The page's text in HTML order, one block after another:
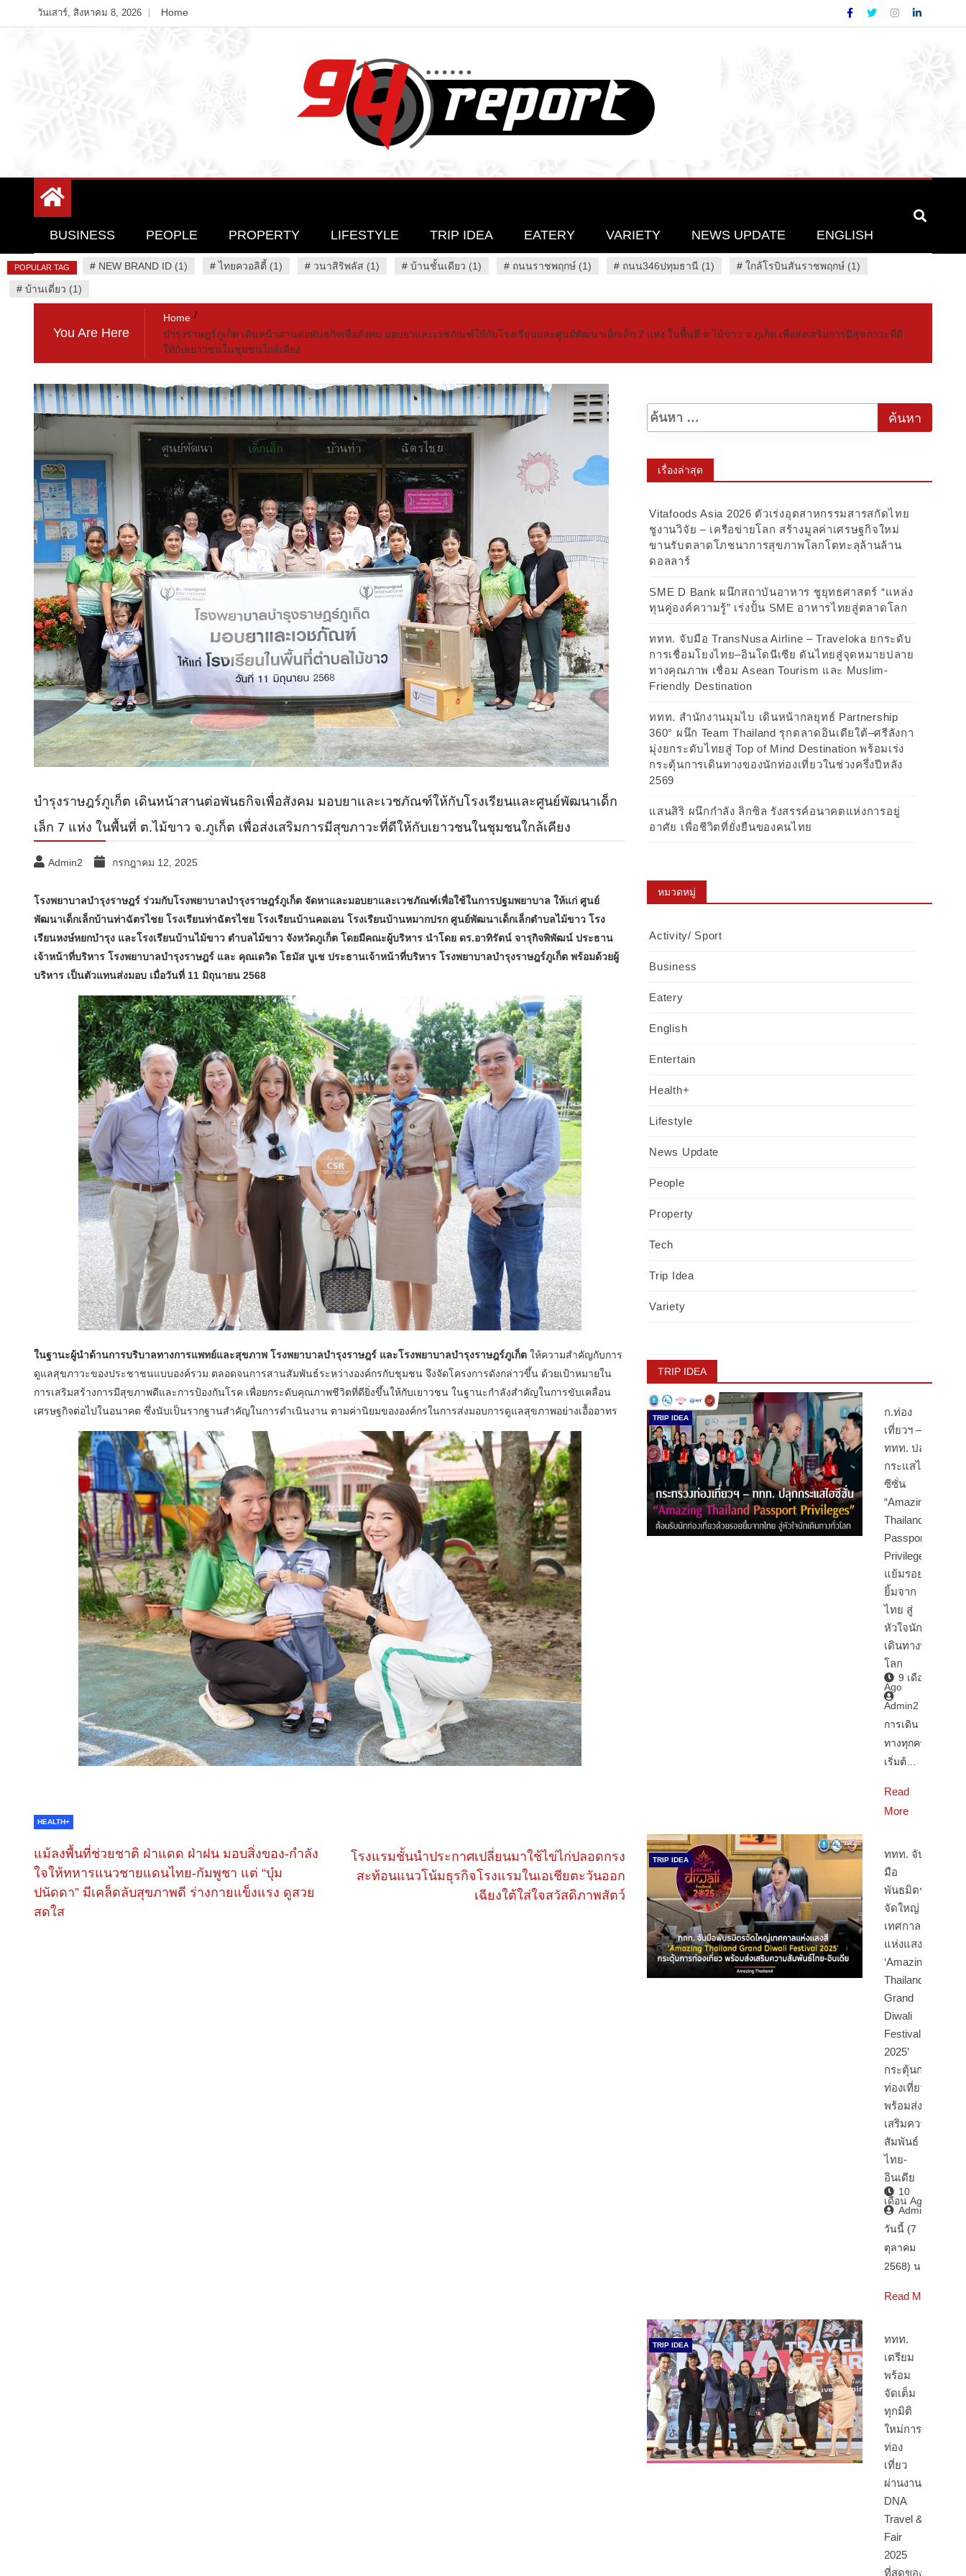
to
วันเสาร์, สิงหาคม 8, 2026 Home
94 Report.com
BUSINESS PEOPLE PROPERTY LIFESTYLE TRIP IDEA EATERY VARIETY NEWS UPDATE ENGLISH
POPULAR TAG # NEW BRAND ID (1) #ไทยควอลิตี้ (1) # วนาสิริพลัส (1) # บ้านชั้นเดียว (1) # ถนนราชพฤกษ์ (1) # ถนน346ปทุมธานี (1) # ใกล้โรบินสันราชพฤกษ์ (1)
# บ้านเดี่ยว (1)
You Are Here
Home
บำรุงราษฎร์ภูเก็ต เดินหน้าสานต่อพันธกิจเพื่อสังคม มอบยาและเวชภัณฑ์ให้กับโรงเรียนและศูนย์พัฒนาเด็กเล็ก 7 แห่ง ในพื้นที่ ต.ไม้ขาว จ.ภูเก็ต เพื่อส่งเสริมการมีสุขภาวะที่ดี
ให้กับเยาวชนในชุมชนใกล้เคียง
บำรุงราษฎร์ภูเก็ต เดินหน้าสานต่อพันธกิจเพื่อสังคม มอบยาและเวชภัณฑ์ให้กับโรงเรียนและศูนย์พัฒนาเด็ก
เล็ก 7 แห่ง ในพื้นที่ ต.ไม้ขาว จ.ภูเก็ต เพื่อส่งเสริมการมีสุขภาวะที่ดีให้กับเยาวชนในชุมชนใกล้เคียง
Admin2 กรกฎาคม 12, 2025
โรงพยาบาลบำรุงราษฎร์ ร่วมกับโรงพยาบาลบำรุงราษฎร์ภูเก็ต จัดหาและมอบยาและเวชภัณฑ์เพื่อใช้ในการปฐมพยาบาล ให้แก่ ศูนย์
พัฒนาเด็กเล็กบ้านท่าฉัตรไชย โรงเรียนท่าฉัตรไชย โรงเรียนบ้านคอเอน โรงเรียนบ้านหมากปรก ศูนย์พัฒนาเด็กเล็กตำบลไม้ขาว โรง
เรียนหงษ์หยกบำรุง และโรงเรียนบ้านไม้ขาว ตำบลไม้ขาว จังหวัดภูเก็ต โดยมีคณะผู้บริหาร นำโดย ดร.อาทิรัตน์ จารุกิจพิพัฒน์ ประธาน
เจ้าหน้าที่บริหาร โรงพยาบาลบำรุงราษฎร์ และ คุณเดวิด โธมัส บูเช ประธานเจ้าหน้าที่บริหาร โรงพยาบาลบำรุงราษฎร์ภูเก็ต พร้อมด้วยผู้
บริหาร เป็นตัวแทนส่งมอบ เมื่อวันที่ 11 มิถุนายน 2568
ในฐานะผู้นำด้านการบริบาลทางการแพทย์และสุขภาพ โรงพยาบาลบำรุงราษฎร์ และโรงพยาบาลบำรุงราษฎร์ภูเก็ต ให้ความสำคัญกับการ
ดูแลสุขภาวะของประชาชนแบบองค์รวม ตลอดจนการสานสัมพันธ์ระหว่างองค์กรกับชุมชน จึงจัดโครงการดังกล่าวขึ้น ด้วยเป้าหมายใน
การเสริมสร้างการมีสุขภาพดีและการป้องกันโรค เพื่อยกระดับคุณภาพชีวิตที่ดียิ่งขึ้นให้กับเยาวชน ในฐานะกำลังสำคัญในการขับเคลื่อน
เศรษฐกิจต่อไปในอนาคต ซึ่งนับเป็นรากฐานสำคัญในการดำเนินงาน ตามค่านิยมขององค์กรในการส่งมอบการดูแลสุขภาพอย่างเอื้ออาทร
HEALTH+
แม้ลงพื้นที่ช่วยชาติ ฝ่าแดด ฝ่าฝน มอบสิ่งของ-กำลัง
ใจให้ทหารแนวชายแดนไทย-กัมพูชา แต่ “บุ๋ม
ปนัดดา” มีเคล็ดลับสุขภาพดี ร่างกายแข็งแรง ดูสวย
สดใส
โรงแรมชั้นนำประกาศเปลี่ยนมาใช้ไข่ไก่ปลอดกรง
สะท้อนแนวโน้มธุรกิจโรงแรมในเอเชียตะวันออก
เฉียงใต้ใส่ใจสวัสดิภาพสัตว์
เรื่องล่าสุด
Vitafoods Asia 2026 ตัวเร่งอุตสาหกรรมสารสกัดไทย
ชูงานวิจัย – เครือข่ายโลก สร้างมูลค่าเศรษฐกิจใหม่
ขานรับตลาดโภชนาการสุขภาพโลกโตทะลุล้านล้าน
ดอลลาร์
SME D Bank ผนึกสถาบันอาหาร ชูยุทธศาสตร์ “แหล่ง
ทุนคู่องค์ความรู้” เร่งปั้น SME อาหารไทยสู่ตลาดโลก
ททท. จับมือ TransNusa Airline – Traveloka ยกระดับ
การเชื่อมโยงไทย–อินโดนีเซีย ดันไทยสู่จุดหมายปลาย
ทางคุณภาพ เชื่อม Asean Tourism และ Muslim-
Friendly Destination
ททท. สำนักงานมุมไบ เดินหน้ากลยุทธ์ Partnership
360° ผนึก Team Thailand รุกตลาดอินเดียใต้–ศรีลังกา
มุ่งยกระดับไทยสู่ Top of Mind Destination พร้อมเร่ง
กระตุ้นการเดินทางของนักท่องเที่ยวในช่วงครึ่งปีหลัง
2569
แสนสิริ ผนึกกำลัง ลิกซิล รังสรรค์อนาคตแห่งการอยู่
อาศัย เพื่อชีวิตที่ยั่งยืนของคนไทย
หมวดหมู่
Activity/ Sport
Business
Eatery
English
Entertain
Health+
Lifestyle
News Update
People
Property
Tech
Trip Idea
Variety
TRIP IDEA
TRIP IDEA
ก.ท่อง
เที่ยวฯ –
ททท. ปลุก
กระแสไฮ
ซีซั่น
“Amazing
Thailand
Passport
Privileges”
แย้มรอย
ยิ้มจาก
ไทย สู่
หัวใจนัก
เดินทางทั่ว
โลก
9 เดือน
Ago
Admin2
การเดิน
ทางทุกครั้ง
เริ่มต้…
Read
More
TRIP IDEA
ททท. จับ
มือ
พันธมิตร
จัดใหญ่
เทศกาล
แห่งแสงสี
‘Amazing
Thailand
Grand
Diwali
Festival
2025’
กระตุ้นการ
ท่องเที่ยว
พร้อมส่ง
เสริมความ
สัมพันธ์
ไทย-
อินเดีย
10
เดือน Ago
Admin2
วันนี้ (7
ตุลาคม
2568) นา…
Read More
TRIP IDEA
ททท.
เตรียม
พร้อม
จัดเต็ม
ทุกมิติ
ใหม่การ
ท่อง
เที่ยว
ผ่านงาน
DNA
Travel &
Fair
2025
ที่สุดของ